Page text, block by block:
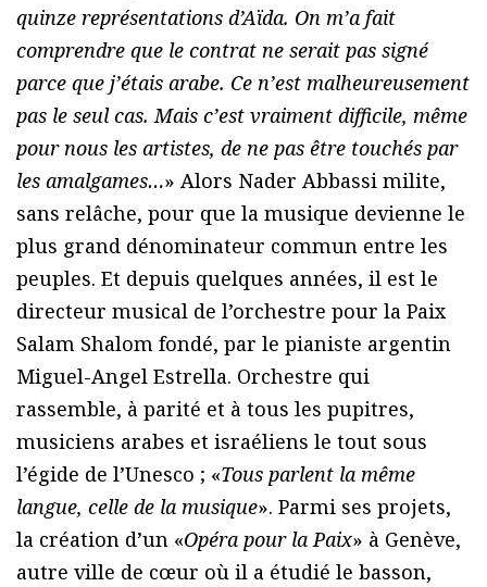
quinze représentations d’Aïda. On m’a fait
comprendre que le contrat ne serait pas signé
parce que j’étais arabe. Ce n’est malheureusement
pas le seul cas. Mais c’est vraiment difficile, même
pour nous les artistes, de ne pas être touchés par
les amalgames…» Alors Nader Abbassi milite,
sans relâche, pour que la musique devienne le
plus grand dénominateur commun entre les
peuples. Et depuis quelques années, il est le
directeur musical de l’orchestre pour la Paix
Salam Shalom fondé, par le pianiste argentin
Miguel-Angel Estrella. Orchestre qui
rassemble, à parité et à tous les pupitres,
musiciens arabes et israéliens le tout sous
l’égide de l’Unesco ; «Tous parlent la même
langue, celle de la musique». Parmi ses projets,
la création d’un «Opéra pour la Paix» à Genève,
autre ville de cœur où il a étudié le basson,